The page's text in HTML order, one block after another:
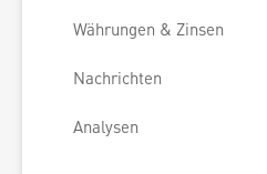
Währungen & Zinsen
Nachrichten
Analysen